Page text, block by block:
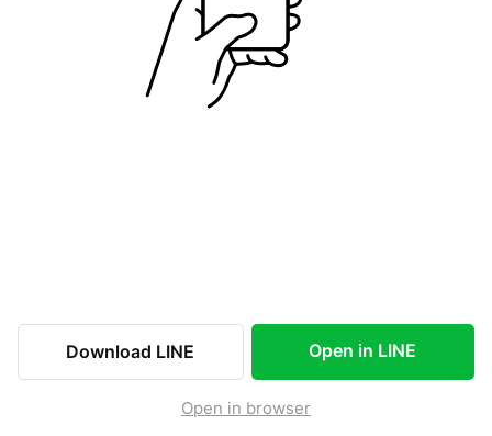
Download LINE Open in LINE
Open in browser